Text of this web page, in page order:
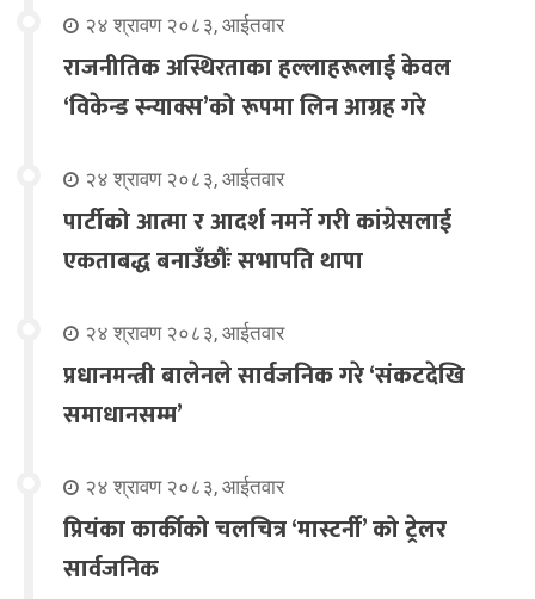
२४ श्रावण २०८३, आईतवार
राजनीतिक अस्थिरताका हल्लाहरूलाई केवल
‘विकेन्ड स्न्याक्स’को रूपमा लिन आग्रह गरे
२४ श्रावण २०८३, आईतवार
पार्टीको आत्मा र आदर्श नमर्ने गरी कांग्रेसलाई
एकताबद्ध बनाउँछौंः सभापति थापा
२४ श्रावण २०८३, आईतवार
प्रधानमन्त्री बालेनले सार्वजनिक गरे ‘संकटदेखि
समाधानसम्म’
२४ श्रावण २०८३, आईतवार
प्रियंका कार्कीको चलचित्र ‘मास्टर्नी’ को ट्रेलर
सार्वजनिक